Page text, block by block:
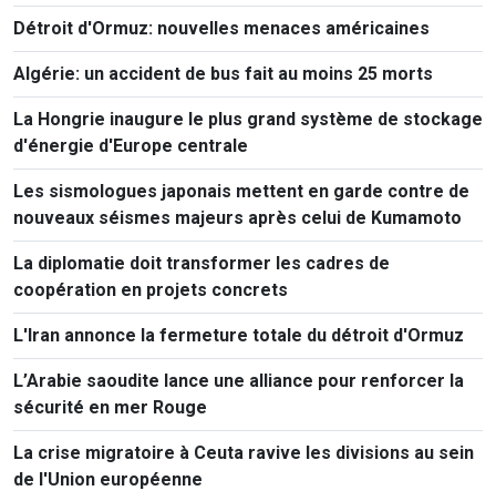
Détroit d'Ormuz: nouvelles menaces américaines
Algérie: un accident de bus fait au moins 25 morts
La Hongrie inaugure le plus grand système de stockage
d'énergie d'Europe centrale
Les sismologues japonais mettent en garde contre de
nouveaux séismes majeurs après celui de Kumamoto
La diplomatie doit transformer les cadres de
coopération en projets concrets
L'Iran annonce la fermeture totale du détroit d'Ormuz
L’Arabie saoudite lance une alliance pour renforcer la
sécurité en mer Rouge
La crise migratoire à Ceuta ravive les divisions au sein
de l'Union européenne